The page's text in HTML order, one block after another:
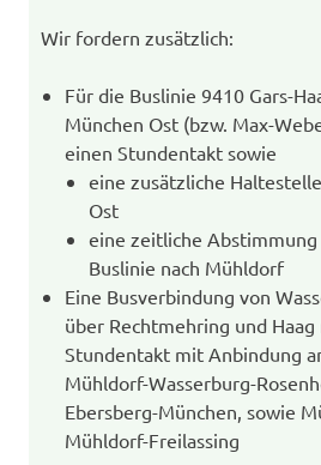
Wir fordern zusätzlich:
Für die Buslinie 9410 Gars-
München Ost (bzw. Max-
einen Stundentakt sowie
eine zusätzliche
Ost
eine zeitliche
Buslinie nach Mühldorf
Eine Busverbindung von
über Rechtmehring und
Stundentakt mit Anbindung
Mühldorf-Wasserburg-
Ebersberg-München, sowie
Mühldorf-Freilassing